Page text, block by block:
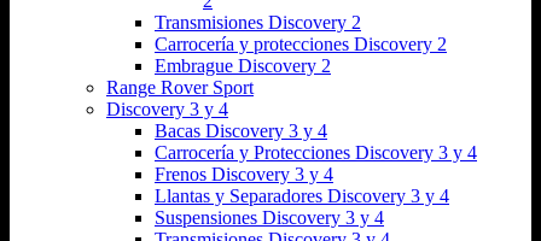
Transmisiones Discovery 2
Carrocería y protecciones Discovery 2
Embrague Discovery 2
Range Rover Sport
Discovery 3 y 4
Bacas Discovery 3 y 4
Carrocería y Protecciones Discovery 3 y 4
Frenos Discovery 3 y 4
Llantas y Separadores Discovery 3 y 4
Suspensiones Discovery 3 y 4